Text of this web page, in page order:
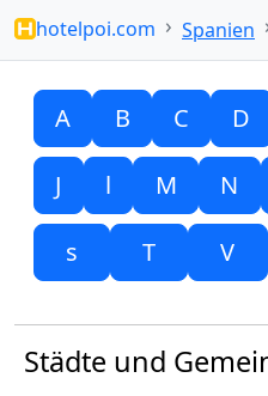
hotelpoi.com Spanien
A B C D
J l M N
s T V
Städte und